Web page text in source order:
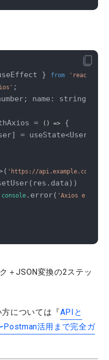
} from 'react'
;
name: string; };
= () => {
= useState<User |
'https://api.example.com/
console.error( 'Axios error:'
＋JSON変換の2ステッ
方については『APIと
Postman活用まで完全ガ